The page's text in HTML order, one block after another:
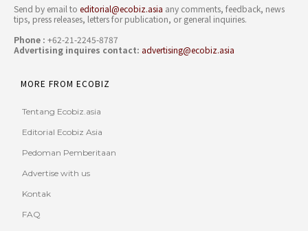
Send by email to editorial@ecobiz.asia any comments, feedback, news
tips, press releases, letters for publication, or general inquiries.
Phone : +62-21-2245-8787
Advertising inquires contact: advertising@ecobiz.asia
MORE FROM ECOBIZ
Tentang Ecobiz.asia
Editorial Ecobiz Asia
Pedoman Pemberitaan
Advertise with us
Kontak
FAQ